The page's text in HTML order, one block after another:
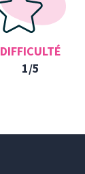
DIFFICULTÉ
1/5